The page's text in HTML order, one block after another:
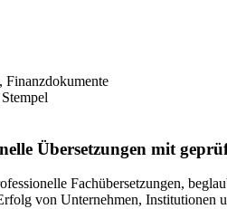
Finanzdokumente
Übersetzungen mit
Fachübersetzungen,
von Unternehmen, Institutionen